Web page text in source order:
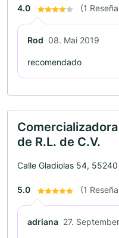
4.0 (1
Rod 08. Mai 2019
recomendado
de R.L. de C.V.
Calle Gladiolas 54,
5.0 (1
adriana 27.